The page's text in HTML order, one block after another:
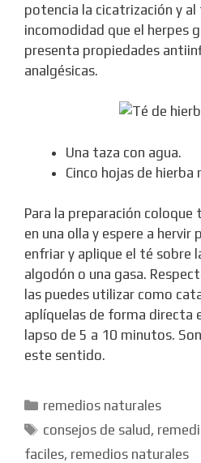
potencia la cicatrización y
incomodidad que el herpes
presenta propiedades
analgésicas.
Una taza con agua.
Cinco hojas de hierba
Para la preparación
en una olla y espere a hervir
enfriar y aplique el té sobre
algodón o una gasa.
las puedes utilizar como
aplíquelas de forma directa
lapso de 5 a 10 minutos.
este sentido.
Categorías
remedios naturales
Etiquetas
consejos de salud ,
faciles, remedios naturales